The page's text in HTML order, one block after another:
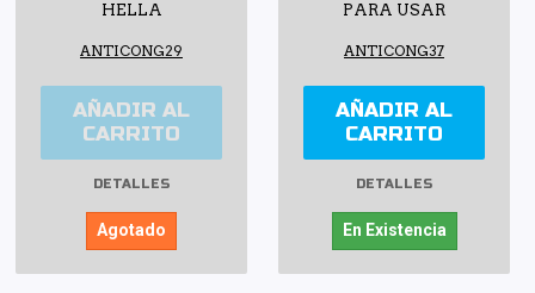
HELLA
ANTICONG29
AÑADIR AL
CARRITO
DETALLES
Agotado
PARA USAR
ANTICONG37
AÑADIR AL
CARRITO
DETALLES
En Existencia